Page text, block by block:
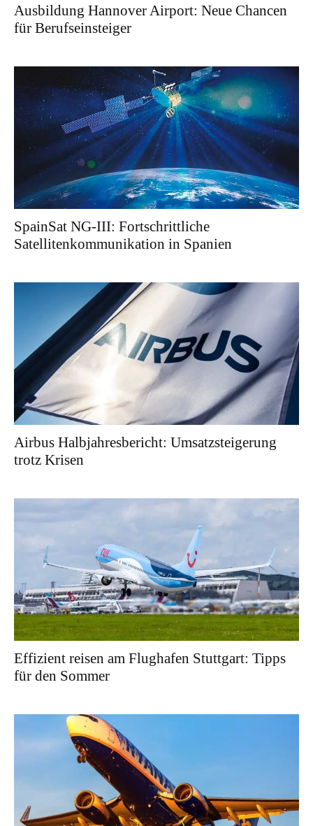
Ausbildung Hannover Airport: Neue Chancen
für Berufseinsteiger
SpainSat NG-III: Fortschrittliche
Satellitenkommunikation in Spanien
Airbus Halbjahresbericht: Umsatzsteigerung
trotz Krisen
Effizient reisen am Flughafen Stuttgart: Tipps
für den Sommer